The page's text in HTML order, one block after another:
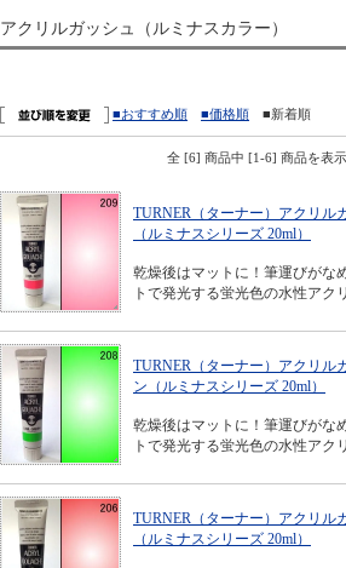
アクリルガッシュ（ルミナスカラー）
■おすすめ順 ■価格順 ■新着順
全 [6] 商品中 [1-6] 商品を表
TURNER（ターナー）アクリル
（ルミナスシリーズ 20ml）
乾燥後はマットに！筆運びがな
トで発光する蛍光色の水性アク
TURNER（ターナー）アクリル
ン（ルミナスシリーズ 20ml）
乾燥後はマットに！筆運びがな
トで発光する蛍光色の水性アク
TURNER（ターナー）アクリル
（ルミナスシリーズ 20ml）